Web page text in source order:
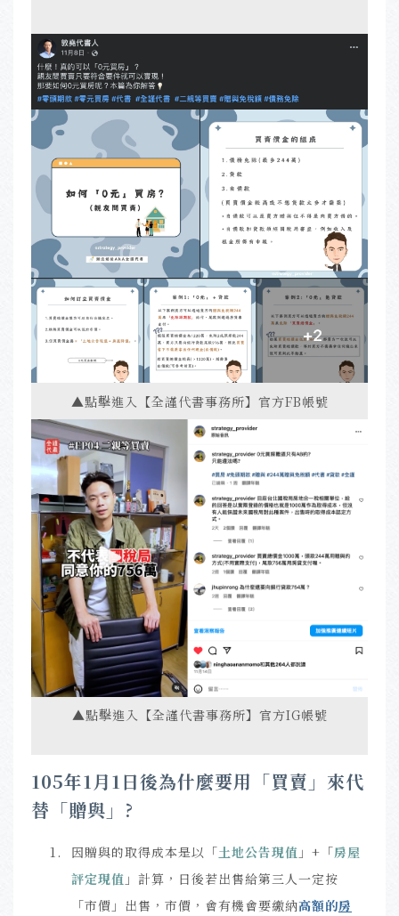
▲點擊進入【全謹代書事務所】官方FB帳號
▲點擊進入【全謹代書事務所】官方IG帳號
105年1月1日後為什麼要用「買賣」來代
替「贈與」?
因贈與的取得成本是以 「土地公告現值 」+ 「房屋
評定現值 」 計算 ，日後若出售給第三人一定按
「市價 」 出售，市價，會有機會要繳納高額的房